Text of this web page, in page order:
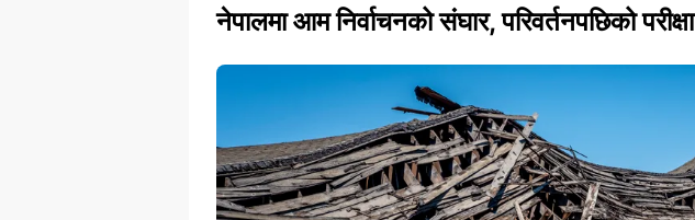
नेपालमा आम निर्वाचनको संघार, परिवर्तनपछिको परीक्षा